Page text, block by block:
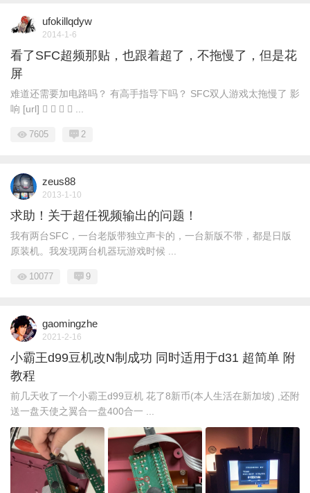
ufokillqdyw
2014-1-6
看了SFC超频那贴，也跟着超了，不拖慢了，但是花
屏
难道还需要加电路吗？ 有高手指导下吗？ SFC双人游戏太拖慢了 影
响 [url]     ...
7605 2
zeus88
2013-1-10
求助！关于超任视频输出的问题！
我有两台SFC，一台老版带独立声卡的，一台新版不带，都是日版
原装机。我发现两台机器玩游戏时候 ...
10077 9
gaomingzhe
2021-2-16
小霸王d99豆机改N制成功 同时适用于d31 超简单 附
教程
前几天收了一个小霸王d99豆机 花了8新币(本人生活在新加坡) ,还附
送一盘天使之翼合一盘400合一 ...